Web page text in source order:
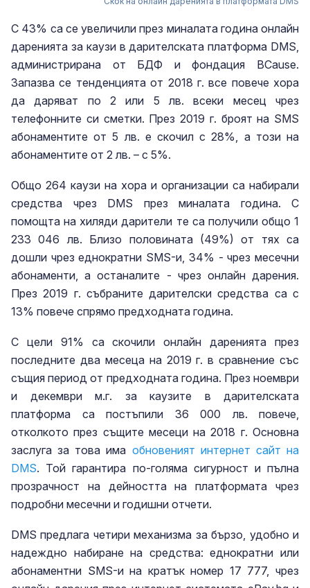
С 43% са се увеличили през миналата година онлайн
даренията за каузи в дарителската платформа DMS,
администрирана от БДФ и фондация BCause.
Запазва се тенденцията от 2018 г. все повече хора
да даряват по 2 или 5 лв. всеки месец чрез
телефонните си сметки. През 2019 г. броят на SMS
абонаментите от 5 лв. е скочил с 28%, а този на
абонаментите от 2 лв. – с 5%.
Общо 264 каузи на хора и организации са набирали
средства чрез DMS през миналата година. С
помощта на хиляди дарители те са получили общо 1
233 046 лв. Близо половината (49%) от тях са
дошли чрез еднократни SMS-и, 34% - чрез месечни
абонаменти, а останалите - чрез онлайн дарения.
През 2019 г. събраните дарителски средства са с
13% повече спрямо предходната година.
С цели 91% са скочили онлайн даренията през
последните два месеца на 2019 г. в сравнение със
същия период от предходната година. През ноември
и декември м.г. за каузите в дарителската
платформа са постъпили 36 000 лв. повече,
отколкото през същите месеци на 2018 г. Основна
заслуга за това има обновеният интернет сайт на
DMS. Той гарантира по-голяма сигурност и пълна
прозрачност на дейността на платформата чрез
подробни месечни и годишни отчети.
DMS предлага четири механизма за бързо, удобно и
надеждно набиране на средства: еднократни или
абонаментни SMS-и на кратък номер 17 777, чрез